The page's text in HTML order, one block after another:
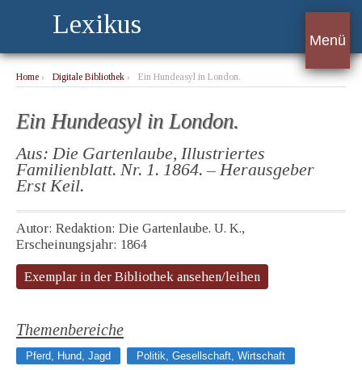
Lexikus
Menü
Home › Digitale Bibliothek › Ein Hundeasyl in London.
Ein Hundeasyl in London.
Aus: Die Gartenlaube, Illustriertes
Familienblatt. Nr. 1. 1864. – Herausgeber
Erst Keil.
Autor: Redaktion: Die Gartenlaube. U. K.,
Erscheinungsjahr: 1864
Exemplar in der Bibliothek ansehen/leihen
Themenbereiche
Pferd, Hund, Jagd Politik, Gesellschaft, Wirtschaft